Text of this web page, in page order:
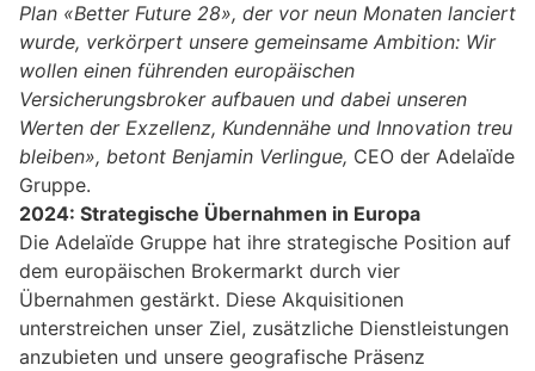
Plan «Better Future 28», der vor neun Monaten lanciert
wurde, verkörpert unsere gemeinsame Ambition: Wir
wollen einen führenden europäischen
Versicherungsbroker aufbauen und dabei unseren
Werten der Exzellenz, Kundennähe und Innovation treu
bleiben», betont Benjamin Verlingue, CEO der Adelaïde
Gruppe.
2024: Strategische Übernahmen in Europa
Die Adelaïde Gruppe hat ihre strategische Position auf
dem europäischen Brokermarkt durch vier
Übernahmen gestärkt. Diese Akquisitionen
unterstreichen unser Ziel, zusätzliche Dienstleistungen
anzubieten und unsere geografische Präsenz